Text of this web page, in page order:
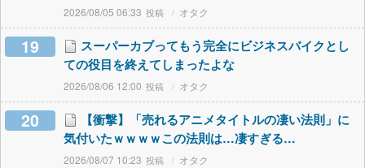
2026/08/05 06:33 オタク
19
スーパーカブってもう完全にビジネスバイクとし
ての役目を終えてしまったよな
2026/08/06 12:00 オタク
20
【衝撃】「売れるアニメタイトルの凄い法則」に
気付いたｗｗｗｗこの法則は…凄すぎる…
2026/08/07 10:23 オタク